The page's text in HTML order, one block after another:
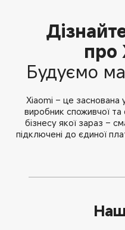
про
Будуємо
Xiaomi – це заснована
виробник споживчої та
бізнесу якої зараз –
підключені до єдиної